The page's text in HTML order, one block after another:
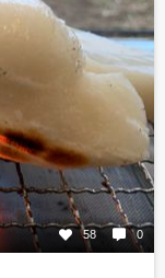
58 0